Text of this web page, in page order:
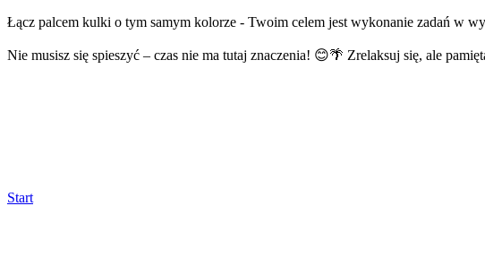
Łącz palcem kulki o tym samym kolorze - Twoim celem jest wykonanie zadań w
Nie musisz się spieszyć – czas nie ma tutaj znaczenia! 😊🌴 Zrelaksuj się, ale
Start